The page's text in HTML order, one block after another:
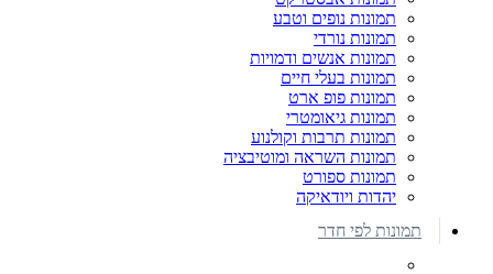
תמונות נופים וטבע
תמונות נורדי
תמונות אנשים ודמויות
תמונות בעלי חיים
תמונות פופ ארט
תמונות גיאומטרי
תמונות תרבות וקולנוע
תמונות השראה ומוטיבציה
תמונות ספורט
יהדות ויודאיקה
תמונות לפי חדר